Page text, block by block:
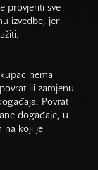
provjeriti sve
izvedbe, jer
nema
ili zamjenu
Povrat
događaje, u
na koji je